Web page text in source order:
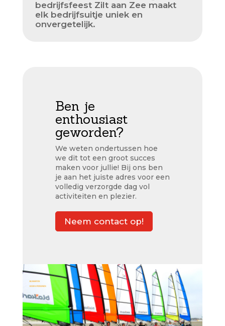
bedrijfsfeest Zilt aan Zee maakt
elk bedrijfsuitje uniek en
onvergetelijk.
Ben je
enthousiast
geworden?
We weten ondertussen hoe
we dit tot een groot succes
maken voor jullie! Bij ons ben
je aan het juiste adres voor een
volledig verzorgde dag vol
activiteiten en plezier.
Neem contact op!